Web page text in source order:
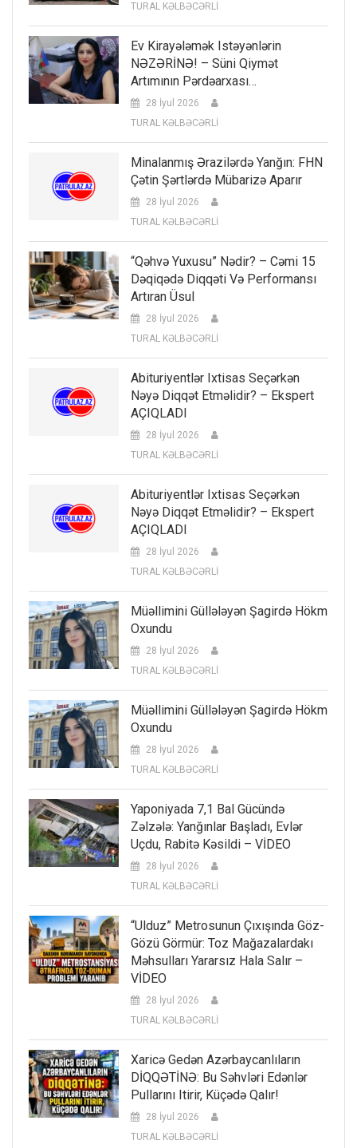
TURAL KƏLBƏCƏRLİ
Ev Kirayələmək Istəyənlərin
NƏZƏRİNƏ! – Süni Qiymət
Artımının Pərdəarxası…
28 İyul 2026
TURAL KƏLBƏCƏRLİ
Minalanmış Ərazilərdə Yanğın: FHN
Çətin Şərtlərdə Mübarizə Aparır
28 İyul 2026
TURAL KƏLBƏCƏRLİ
“Qəhvə Yuxusu” Nədir? – Cəmi 15
Dəqiqədə Diqqəti Və Performansı
Artıran Üsul
28 İyul 2026
TURAL KƏLBƏCƏRLİ
Abituriyentlər Ixtisas Seçərkən
Nəyə Diqqət Etməlidir? – Ekspert
AÇIQLADI
28 İyul 2026
TURAL KƏLBƏCƏRLİ
Abituriyentlər Ixtisas Seçərkən
Nəyə Diqqət Etməlidir? – Ekspert
AÇIQLADI
28 İyul 2026
TURAL KƏLBƏCƏRLİ
Müəllimini Güllələyən Şagirdə Hökm
Oxundu
28 İyul 2026
TURAL KƏLBƏCƏRLİ
Müəllimini Güllələyən Şagirdə Hökm
Oxundu
28 İyul 2026
TURAL KƏLBƏCƏRLİ
Yaponiyada 7,1 Bal Gücündə
Zəlzələ: Yanğınlar Başladı, Evlər
Uçdu, Rabitə Kəsildi – VİDEO
28 İyul 2026
TURAL KƏLBƏCƏRLİ
“Ulduz” Metrosunun Çıxışında Göz-
Gözü Görmür: Toz Mağazalardakı
Məhsulları Yararsız Hala Salır –
VİDEO
28 İyul 2026
TURAL KƏLBƏCƏRLİ
Xaricə Gedən Azərbaycanlıların
DİQQƏTİNƏ: Bu Səhvləri Edənlər
Pullarını Itirir, Küçədə Qalır!
28 İyul 2026
TURAL KƏLBƏCƏRLİ